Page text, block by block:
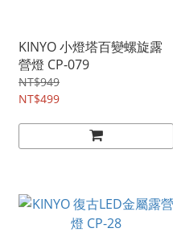
KINYO 小燈塔百變螺旋露
營燈 CP-079
NT$949
NT$499